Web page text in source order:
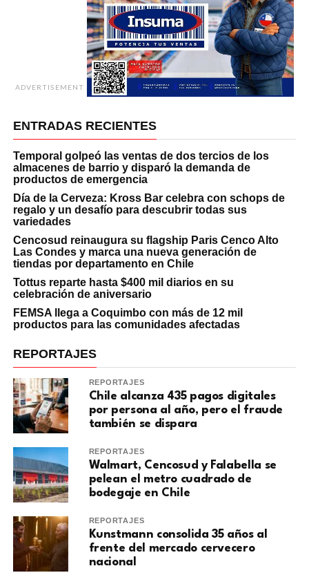
ADVERTISEMENT
ENTRADAS RECIENTES
Temporal golpeó las ventas de dos tercios de los
almacenes de barrio y disparó la demanda de
productos de emergencia
Día de la Cerveza: Kross Bar celebra con schops de
regalo y un desafío para descubrir todas sus
variedades
Cencosud reinaugura su flagship Paris Cenco Alto
Las Condes y marca una nueva generación de
tiendas por departamento en Chile
Tottus reparte hasta $400 mil diarios en su
celebración de aniversario
FEMSA llega a Coquimbo con más de 12 mil
productos para las comunidades afectadas
REPORTAJES
REPORTAJES
Chile alcanza 435 pagos digitales
por persona al año, pero el fraude
también se dispara
REPORTAJES
Walmart, Cencosud y Falabella se
pelean el metro cuadrado de
bodegaje en Chile
REPORTAJES
Kunstmann consolida 35 años al
frente del mercado cervecero
nacional